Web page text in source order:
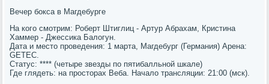
Вечер бокса в Магдебурге
На кого смотрим: Роберт Штиглиц - Артур Абрахам, Кристина
Хаммер - Джессика Балогун.
Дата и место проведения: 1 марта, Магдебург (Германия) Арена:
GETEC.
Статус: **** (четыре звезды по пятибалльной шкале)
Где глядеть: на просторах Веба. Начало трансляции: 21:00 (мск).